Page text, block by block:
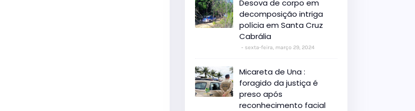
Desova de corpo em
decomposição intriga
polícia em Santa Cruz
Cabrália
sexta-feira, março 29, 2024
Micareta de Una :
foragido da justiça é
preso após
reconhecimento facial